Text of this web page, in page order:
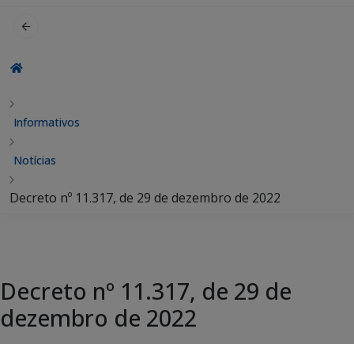
Informativos
Notícias
Decreto nº 11.317, de 29 de dezembro de 2022
Decreto nº 11.317, de 29 de
dezembro de 2022